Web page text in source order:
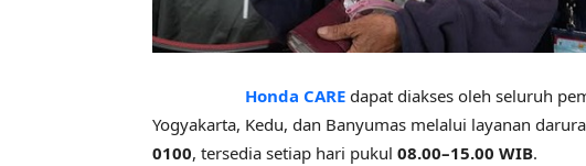
Honda CARE dapat diakses oleh seluruh
Yogyakarta, Kedu, dan Banyumas melalui layanan
0100, tersedia setiap hari pukul 08.00–15.00 WIB.